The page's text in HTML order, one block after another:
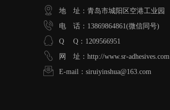
地 址：青岛市城阳区空港工业园
电 话：13869864861(微信同号)
Q Q：1209566951
网 址：http://www.sr-adhesives.com
E-mail：siruiyinshua@163.com